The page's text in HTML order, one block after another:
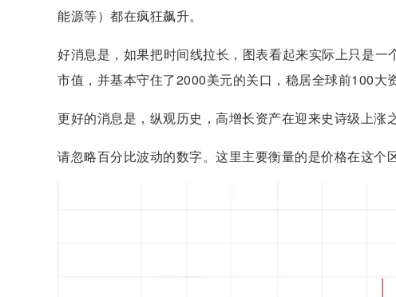
能源等）都在疯狂飙升。
好消息是，如果把时间线拉长，图表看起来实际上只是
市值，并基本守住了2000美元的关口，稳居全球前100大
更好的消息是，纵观历史，高增长资产在迎来史诗级上涨
请忽略百分比波动的数字。这里主要衡量的是价格在这个